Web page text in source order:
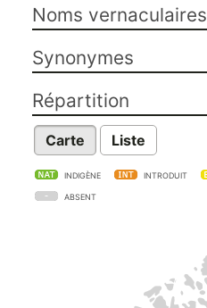
Noms vernaculaires
Synonymes
Répartition
Carte Liste
INDIGÈNE INTRODUIT
ABSENT